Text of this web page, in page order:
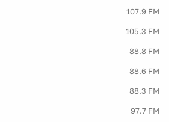
107.9 FM
105.3 FM
88.8 FM
88.6 FM
88.3 FM
97.7 FM